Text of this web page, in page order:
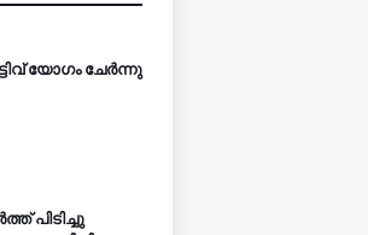
യോഗം ചേർന്നു
പിടിച്ചു